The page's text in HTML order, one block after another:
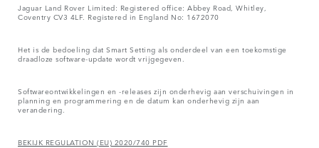
Jaguar Land Rover Limited: Registered office: Abbey Road, Whitley,
Coventry CV3 4LF. Registered in England No: 1672070
Het is de bedoeling dat Smart Setting als onderdeel van een toekomstige
draadloze software-update wordt vrijgegeven.
Softwareontwikkelingen en -releases zijn onderhevig aan verschuivingen in
planning en programmering en de datum kan onderhevig zijn aan
verandering.
BEKIJK REGULATION (EU) 2020/740 PDF